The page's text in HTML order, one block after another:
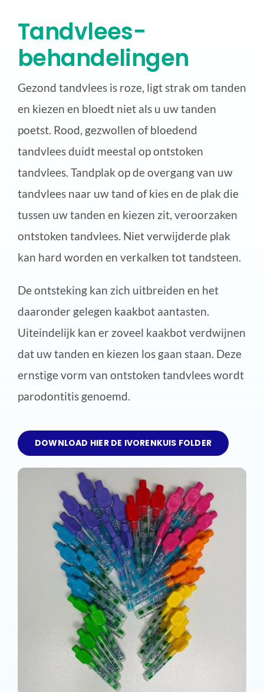
Tandvlees-
behandelingen
Gezond tandvlees is roze, ligt strak om tanden
en kiezen en bloedt niet als u uw tanden
poetst. Rood, gezwollen of bloedend
tandvlees duidt meestal op ontstoken
tandvlees. Tandplak op de overgang van uw
tandvlees naar uw tand of kies en de plak die
tussen uw tanden en kiezen zit, veroorzaken
ontstoken tandvlees. Niet verwijderde plak
kan hard worden en verkalken tot tandsteen.
De ontsteking kan zich uitbreiden en het
daaronder gelegen kaakbot aantasten.
Uiteindelijk kan er zoveel kaakbot verdwijnen
dat uw tanden en kiezen los gaan staan. Deze
ernstige vorm van ontstoken tandvlees wordt
parodontitis genoemd.
DOWNLOAD HIER DE IVORENKUIS FOLDER